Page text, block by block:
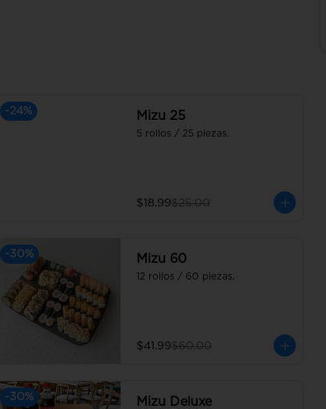
-24% Mizu 25
5 rollos / 25 piezas.
$18.99$25.00
-30% Mizu 60
12 rollos / 60 piezas.
$41.99$60.00
-30% Mizu Deluxe